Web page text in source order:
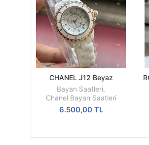
DEVAMINI
OKU
CHANEL J12 Beyaz
Seramik Kasa Ve Kordon
Bayan Saati
Bayan Saatleri,
Chanel Bayan Saatleri
6.500,00 TL